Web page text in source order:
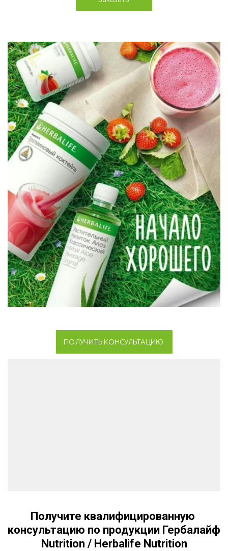
ПОЛУЧИТЬ КОНСУЛЬТАЦИЮ
Получите квалифицированную
консультацию по продукции Гербалайф
Nutrition / Herbalife Nutrition